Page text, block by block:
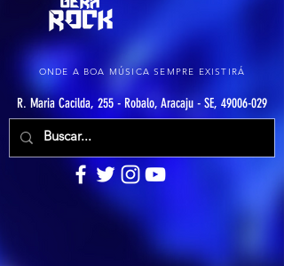
ONDE A BOA MÚSICA SEMPRE EXISTIRÁ
R. Maria Cacilda, 255 - Robalo, Aracaju - SE, 49006-029